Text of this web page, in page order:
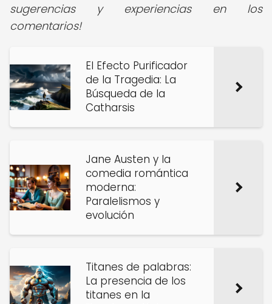
sugerencias y experiencias en los
comentarios!
El Efecto Purificador
de la Tragedia: La
Búsqueda de la
Catharsis
Jane Austen y la
comedia romántica
moderna:
Paralelismos y
evolución
Titanes de palabras:
La presencia de los
titanes en la